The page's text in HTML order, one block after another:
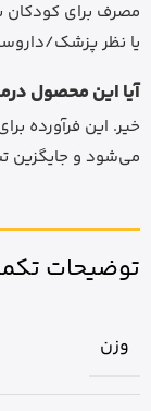
مصرف برای
یا نظر پزشک/
آیا این محصول
خیر. این فرآورده
می‌شود و جایگزین
توضیحات
وزن